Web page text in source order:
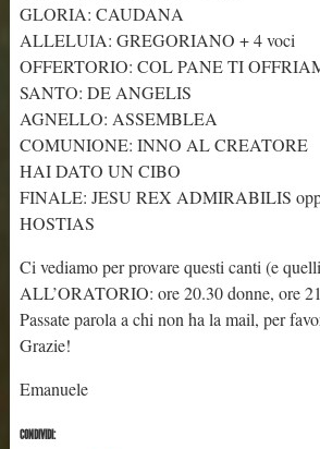
GLORIA: CAUDANA
ALLELUIA: GREGORIANO + 4 voci
OFFERTORIO: COL PANE TI
SANTO: DE ANGELIS
AGNELLO: ASSEMBLEA
COMUNIONE: INNO AL CREATORE
HAI DATO UN CIBO
FINALE: JESU REX ADMIRABILIS
HOSTIAS
Ci vediamo per provare questi canti (e
ALL’ORATORIO: ore 20.30 donne, ore
Passate parola a chi non ha la mail, per
Grazie!
Emanuele
CONDIVIDI: